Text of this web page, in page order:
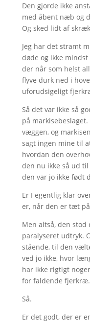
Den gjorde ikke
med åbent næb og
Og sked lidt af
Jeg har det stramt
døde og ikke
der når som helst
flyve durk ned i
uforudsigeligt
Så det var ikke så
på
væggen, og
sagt ingen mine til
hvordan den
den nu ikke så ud
den var jo ikke født
Er I egentlig klar
er, når den er tæt
Men altså, den
paralyseret udtryk.
stående, til den
ved jo ikke, hvor
har ikke rigtigt
for faldende fjerkræ.
Så.
Er det godt, der er